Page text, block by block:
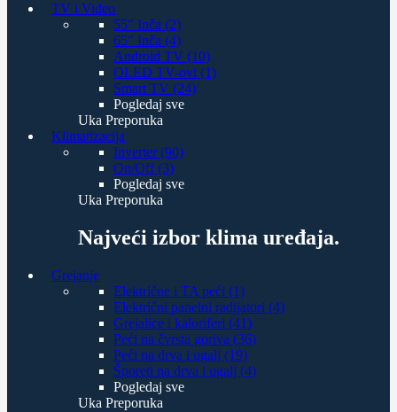
TV i Video
55" Inča (2)
65" Inča (4)
Android TV (10)
OLED TV-ovi (1)
Smart TV (24)
Pogledaj sve
Uka Preporuka
Klimatizacija
Inverter (90)
On/Off (3)
Pogledaj sve
Uka Preporuka
Najveći izbor klima uređaja.
Grejanje
Električne i TA peći (1)
Električni panelni radijatori (4)
Grejalice i kaloriferi (41)
Peći na čvrsta goriva (36)
Peći na drva i ugalj (19)
Šporeti na drva i ugalj (4)
Pogledaj sve
Uka Preporuka